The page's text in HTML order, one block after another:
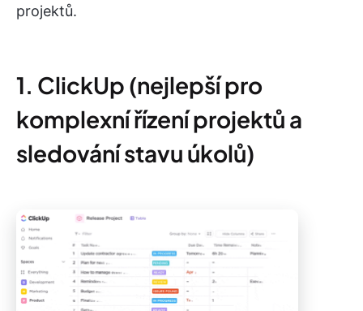
projektů.
1. ClickUp (nejlepší pro
komplexní řízení projektů a
sledování stavu úkolů)